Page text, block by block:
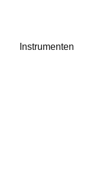
Instrumenten